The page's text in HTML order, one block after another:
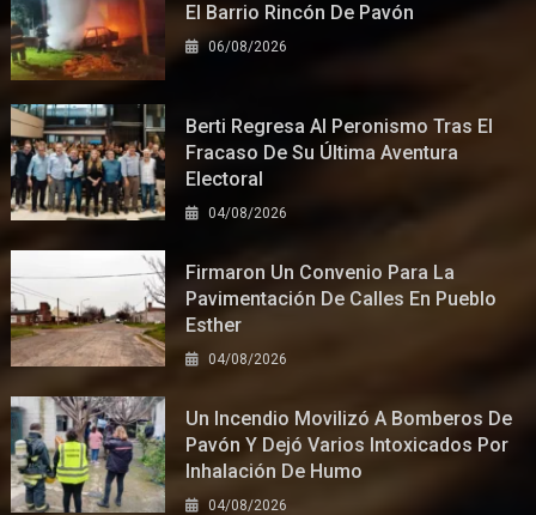
El Barrio Rincón De Pavón
06/08/2026
Berti Regresa Al Peronismo Tras El
Fracaso De Su Última Aventura
Electoral
04/08/2026
Firmaron Un Convenio Para La
Pavimentación De Calles En Pueblo
Esther
04/08/2026
Un Incendio Movilizó A Bomberos De
Pavón Y Dejó Varios Intoxicados Por
Inhalación De Humo
04/08/2026